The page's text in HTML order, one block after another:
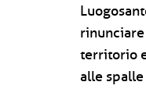
territorio
alle